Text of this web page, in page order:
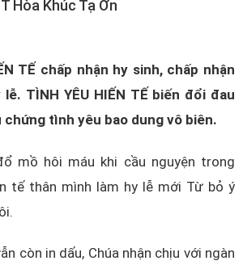
Hòa Khúc Tạ Ơn
TẾ chấp nhận hy sinh, chấp nhận
TÌNH YÊU HIẾN TẾ biến đổi đau
tình yêu bao dung vô biên.
mồ hôi máu khi cầu nguyện trong
tế thân mình làm hy lễ mới Từ bỏ ý
còn in dấu, Chúa nhận chịu với ngàn